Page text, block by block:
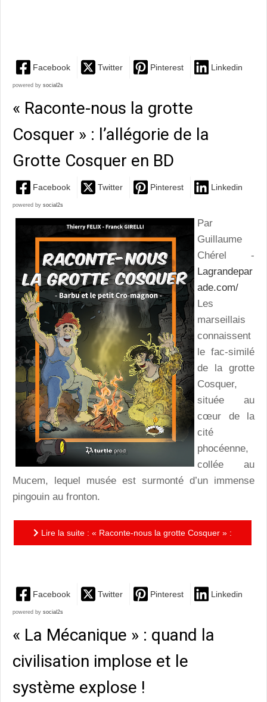
Facebook Twitter Pinterest Linkedin
powered by social2s
« Raconte-nous la grotte
Cosquer » : l’allégorie de la
Grotte Cosquer en BD
Facebook Twitter Pinterest Linkedin
powered by social2s
Par
Guillaume
Chérel -
Lagrandepar
ade.com/
Les
marseillais
connaissent
le fac-similé
de la grotte
Cosquer,
située au
cœur de la
cité
phocéenne,
collée au
Mucem, lequel musée est surmonté d’un immense
pingouin au fronton.
Lire la suite : « Raconte-nous la grotte Cosquer » :
Facebook Twitter Pinterest Linkedin
powered by social2s
« La Mécanique » : quand la
civilisation implose et le
système explose !